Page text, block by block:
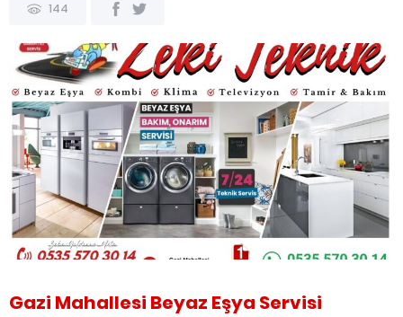
144
Gazi Mahallesi Beyaz Eşya Servisi